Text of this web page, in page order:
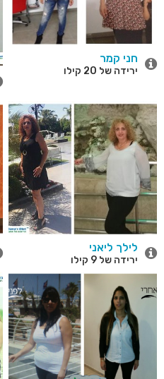
חני קמר
ירידה של 20 קילו
לילך ליאני
ירידה של 9 קילו